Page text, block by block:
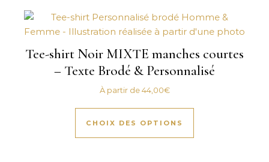
Tee-shirt Noir MIXTE manches courtes
– Texte Brodé & Personnalisé
À partir de44,00€
CHOIX DES OPTIONS
Ce produit a